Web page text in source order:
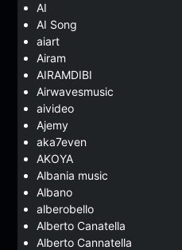
AI
AI Song
aiart
Airam
AIRAMDIBI
Airwavesmusic
aivideo
Ajemy
aka7even
AKOYA
Albania music
Albano
alberobello
Alberto Canatella
Alberto Cannatella